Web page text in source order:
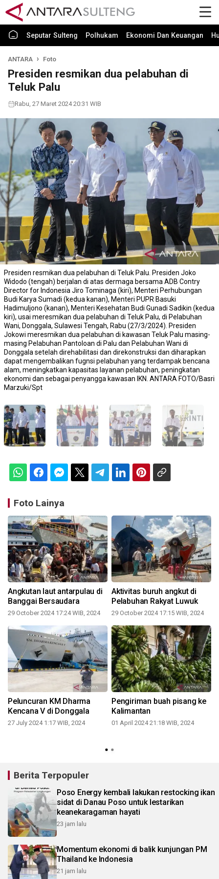
Seputar Sulteng Polhukam Ekonomi Dan Keuangan
ANTARA Foto
Presiden resmikan dua pelabuhan di
Teluk Palu
Rabu, 27 Maret 2024 20:31 WIB
Presiden resmikan dua pelabuhan di Teluk Palu. Presiden Joko
Widodo (tengah) berjalan di atas dermaga bersama ADB Contry
Director for Indonesia Jiro Tominaga (kiri), Menteri Perhubungan
Budi Karya Sumadi (kedua kanan), Menteri PUPR Basuki
Hadimuljono (kanan), Menteri Kesehatan Budi Gunadi Sadikin (kedua
kiri), usai meresmikan dua pelabuhan di Teluk Palu, di Pelabuhan
Wani, Donggala, Sulawesi Tengah, Rabu (27/3/2024). Presiden
Jokowi meresmikan dua pelabuhan di kawasan Teluk Palu masing-
masing Pelabuhan Pantoloan di Palu dan Pelabuhan Wani di
Donggala setelah direhabilitasi dan direkonstruksi dan diharapkan
dapat mengembalikan fugnsi pelabuhan yang terdampak bencana
alam, meningkatkan kapasitas layanan pelabuhan, peningkatan
ekonomi dan sebagai penyangga kawasan IKN. ANTARA FOTO/Basri
Marzuki/Spt
Foto Lainya
Angkutan laut antarpulau di
Banggai Bersaudara
29 October 2024 17:24 WIB, 2024
Aktivitas buruh angkut di
Pelabuhan Rakyat Luwuk
29 October 2024 17:15 WIB, 2024
Peluncuran KM Dharma
Kencana V di Donggala
27 July 2024 1:17 WIB, 2024
Pengiriman buah pisang ke
Kalimantan
01 April 2024 21:18 WIB, 2024
Berita Terpopuler
Poso Energy kembali lakukan restocking ikan
sidat di Danau Poso untuk lestarikan
keanekaragaman hayati
23 jam lalu
Momentum ekonomi di balik kunjungan PM
Thailand ke Indonesia
21 jam lalu